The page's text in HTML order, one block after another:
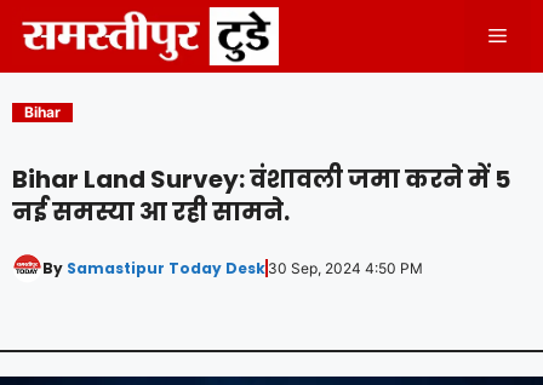
content
Bihar
Bihar Land Survey: वंशावली जमा करने में 5
नई समस्या आ रही सामने.
By Samastipur Today Desk 30 Sep, 2024 4:50 PM